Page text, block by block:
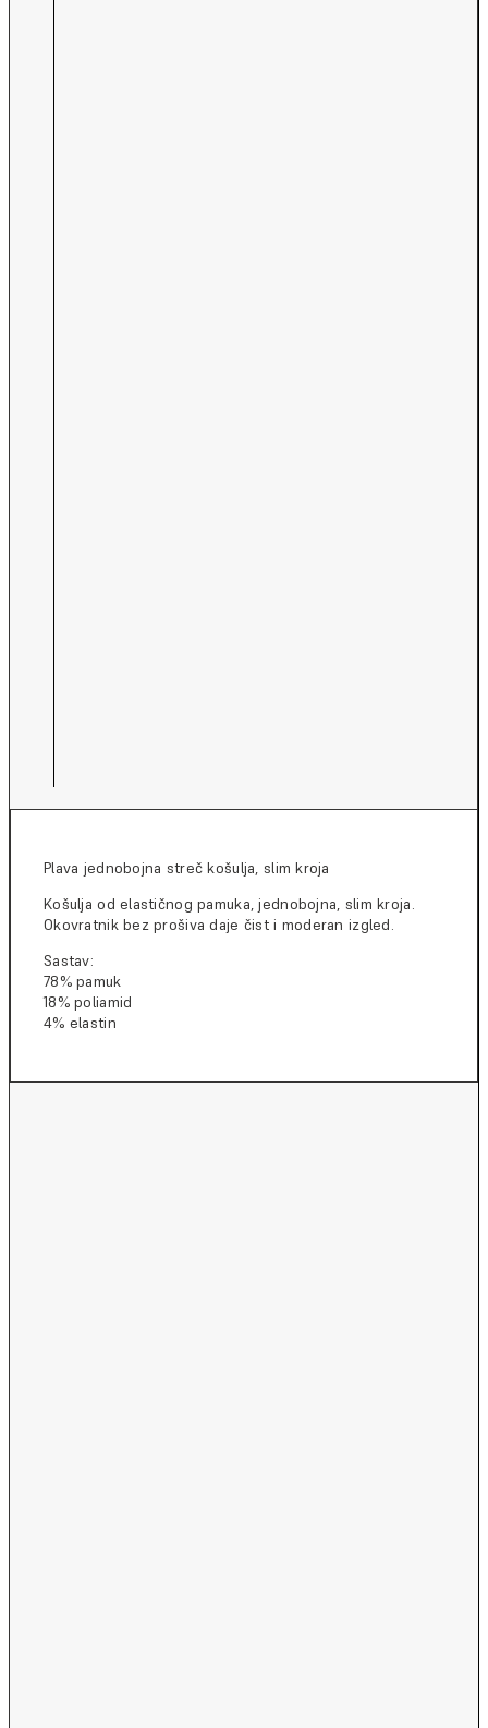
Plava jednobojna streč košulja, slim kroja
Košulja od elastičnog pamuka, jednobojna, slim kroja.
Okovratnik bez prošiva daje čist i moderan izgled.
Sastav:
78% pamuk
18% poliamid
4% elastin